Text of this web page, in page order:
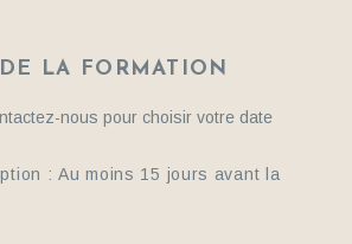
DE LA FORMATION
nous pour choisir votre date
:Au moins 15 jours avant la